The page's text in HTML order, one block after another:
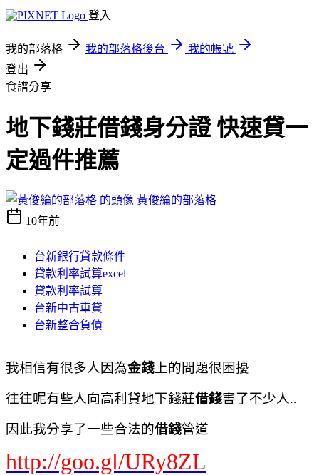
登入
我的部落格 我的部落格後台
我的帳號
登出
食譜分享
地下錢莊借錢身分證 快速貸一
定過件推薦
黃俊綸的部落格
10年前
台新銀行貸款條件
貸款利率試算excel
貸款利率試算
台新中古車貸
台新整合負債
我相信有很多人因為金錢 上的問題很困擾
往往呢有些人向高利貸地下錢莊借錢害了不少人..
因此我分享了一些合法的借錢管道
http://goo.gl/URy8ZL